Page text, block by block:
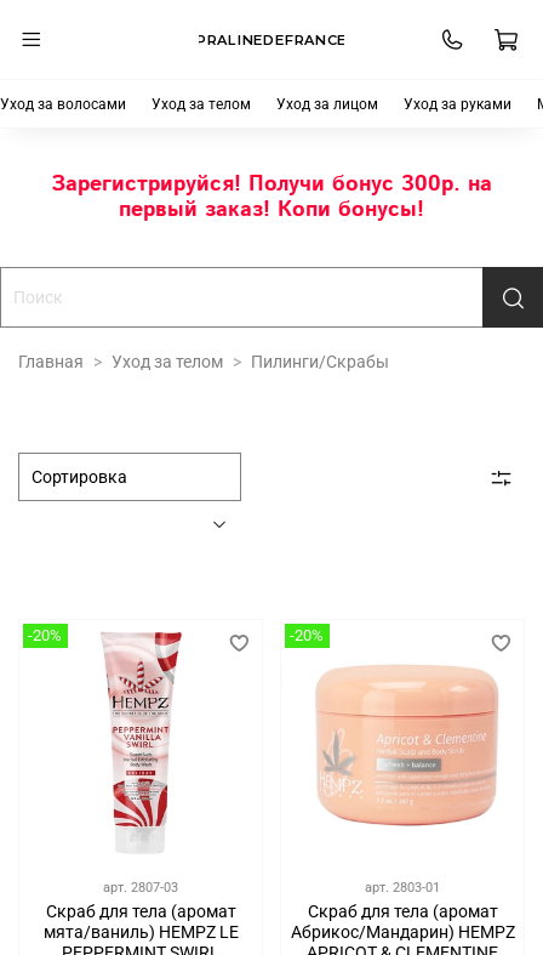
PRALINEDEFRANCE
Уход за волосами Уход за телом Уход за лицом Уход за руками
Зарегистрируйся! Получи бонус 300р. на
первый заказ! Копи бонусы!
Главная Уход за телом Пилинги/Скрабы
-20%
арт. 2807-03
Скраб для тела (аромат
мята/ваниль) HEMPZ LE
-20%
арт. 2803-01
Скраб для тела (аромат
Абрикос/Мандарин) HEMPZ